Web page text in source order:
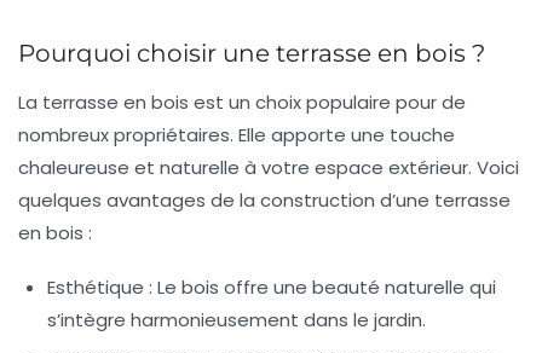
Pourquoi choisir une terrasse en bois ?
La terrasse en bois est un choix populaire pour de
nombreux propriétaires. Elle apporte une touche
chaleureuse et naturelle à votre espace extérieur. Voici
quelques avantages de la construction d’une terrasse
en bois :
Esthétique : Le bois offre une beauté naturelle qui
s’intègre harmonieusement dans le jardin.